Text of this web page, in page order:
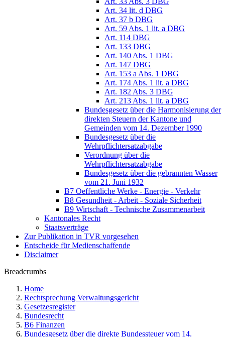
Art. 34 lit. d DBG
Art. 37 b DBG
Art. 59 Abs. 1 lit. a DBG
Art. 114 DBG
Art. 133 DBG
Art. 140 Abs. 1 DBG
Art. 147 DBG
Art. 153 a Abs. 1 DBG
Art. 174 Abs. 1 lit. a DBG
Art. 182 Abs. 3 DBG
Art. 213 Abs. 1 lit. a DBG
Bundesgesetz über die Harmonisierung der
direkten Steuern der Kantone und
Gemeinden vom 14. Dezember 1990
Bundesgesetz über die
Wehrpflichtersatzabgabe
Verordnung über die
Wehrpflichtersatzabgabe
Bundesgesetz über die gebrannten Wasser
vom 21. Juni 1932
B7 Oeffentliche Werke - Energie - Verkehr
B8 Gesundheit - Arbeit - Soziale Sicherheit
B9 Wirtschaft - Technische Zusammenarbeit
Kantonales Recht
Staatsverträge
Zur Publikation in TVR vorgesehen
Entscheide für Medienschaffende
Disclaimer
Breadcrumbs
Home
Rechtsprechung Verwaltungsgericht
Gesetzesregister
Bundesrecht
B6 Finanzen
Bundesgesetz über die direkte Bundessteuer vom 14.